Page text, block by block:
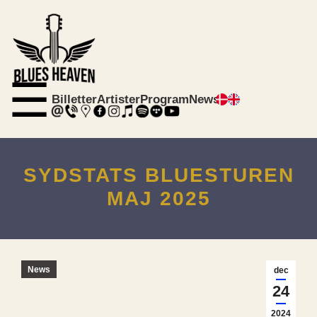
☰ BilletterArtisterProgramNews
SYDSTATS BLUESTUREN
MAJ 2025
dec
24
2024
News